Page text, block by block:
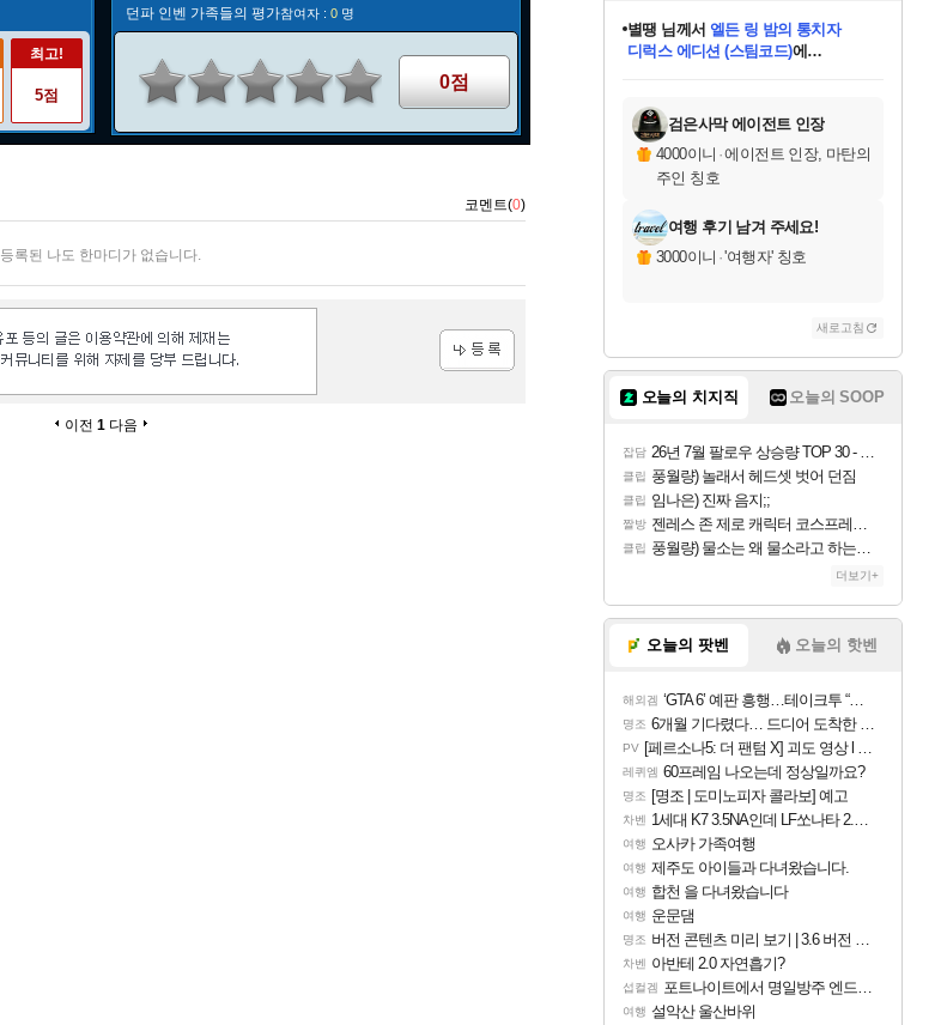
최고!
5점
던파 인벤 가족들의 평가참여자 : 0 명
0점
코멘트(0)
등록된 나도 한마디가 없습니다.
이전 1 다음
교환.
당첨되셨습니다.
니코 님께서 (본편포함) 데이브 더
다이버 인 더 정글 번들 (스팀코드)
당첨되셨습니다.
당첨되셨습니다.
당첨되셨습니다.
당첨되셨습니다.
당첨되셨습니다.
에디션 (스팀코드)를 교환.
당첨되셨습니다.
검은사막 에이전트 인장
4000이니 ·에이전트 인장, 마탄의
주인 칭호
여행 후기 남겨 주세요!
3000이니 ·'여행자' 칭호
새로고침
오늘의 치지직 오늘의 SOOP
잡담 26년 7월 팔로우 상승량 TOP 30 - 월간 치지직
클립 풍월량) 놀래서 헤드셋 벗어 던짐
클립 임나은) 진짜 음지;;
짤방 젠레스 존 제로 캐릭터 코스프레한 꽁주
클립 풍월량) 물소는 왜 물소라고 하는거야? 아! 그만 ㅋㅋ 알았어 ㅋㅋ
더보기+
오늘의 팟벤 오늘의 핫벤
해외겜 ‘GTA 6’ 예판 흥행…테이크투 “내부 예상 크게 넘어”
명조 6개월 기다렸다… 드디어 도착한 치사 메신저백! 실물 후기
PV [페르소나5: 더 팬텀 X] 괴도 영상 l 타카마키 안·댄싱 스타
레퀴엠 60프레임 나오는데 정상일까요?
명조 [명조 | 도미노피자 콜라보] 예고
차벤 1세대 K7 3.5NA인데 LF쏘나타 2.0NA 기변하면 유류비 절약이 얼마나 될까요..?
여행 오사카 가족여행
여행 제주도 아이들과 다녀왔습니다.
여행 합천 을 다녀왔습니다
여행 운문댐
명조 버전 콘텐츠 미리 보기 | 3.6 버전 「신기루 속 등불 그림자, 속세에 깃든 검의 결심」이 8월 20일에 업데이트됩니다!
차벤 아반테 2.0 자연흡기?
섭컬겜 포트나이트에서 명일방주 엔드필드 [펠리카] 판매 예정
여행 설악산 울산바위